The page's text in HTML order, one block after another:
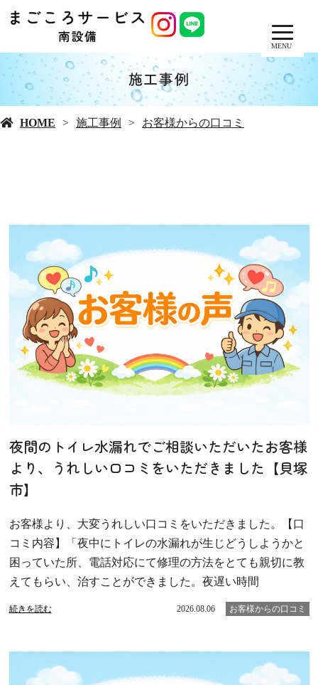
MENU
施工事例
HOME 施工事例 お客様からの口コミ
夜間のトイレ水漏れでご相談いただいたお客様
より、うれしい口コミをいただきました【貝塚
市】
お客様より、大変うれしい口コミをいただきました。【口
コミ内容】「夜中にトイレの水漏れが生じどうしようかと
困っていた所、電話対応にて修理の方法をとても親切に教
えてもらい、治すことができました。夜遅い時間
続きを読む 2026.08.06 お客様からの口コミ